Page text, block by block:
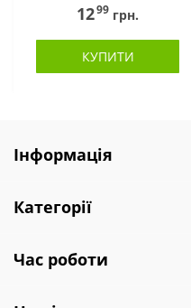
1299 грн.
КУПИТИ
Інформація
Категорії
Час роботи